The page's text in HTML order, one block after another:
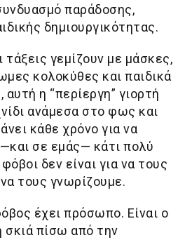
παράδοσης,
δημιουργικότητας.
γεμίζουν με μάσκες,
κολοκύθες και παιδικά
η “περίεργη” γιορτή
ανάμεσα στο φως και
κάθε χρόνο για να
σε εμάς— κάτι πολύ
δεν είναι για να τους
τους γνωρίζουμε.
έχει πρόσωπο. Είναι ο
σκιά πίσω από την